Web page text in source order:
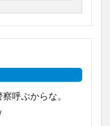
呼ぶからな。